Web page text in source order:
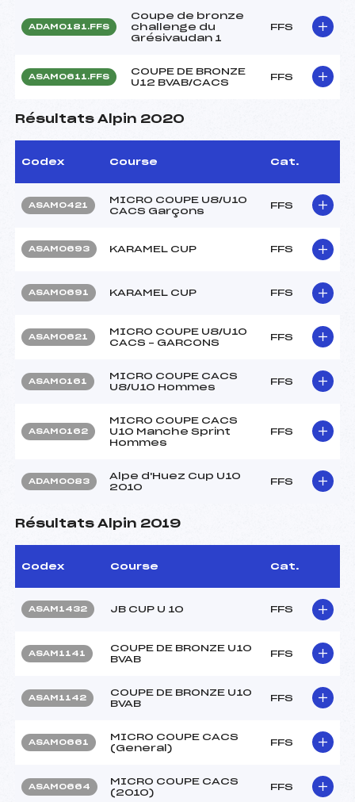
ADAM0181.FFS
Coupe de bronze
challenge du
Grésivaudan 1
FFS
ASAM0611.FFS
COUPE DE BRONZE
U12 BVAB/CACS
FFS
Résultats Alpin 2020
Codex Course Cat.
ASAM0421
MICRO COUPE U8/U10
CACS Garçons
FFS
ASAM0693 KARAMEL CUP FFS
ASAM0691 KARAMEL CUP FFS
ASAM0621
MICRO COUPE U8/U10
CACS – GARCONS
FFS
ASAM0161
MICRO COUPE CACS
U8/U10 Hommes
FFS
ASAM0162
MICRO COUPE CACS
U10 Manche Sprint
Hommes
FFS
ADAM0083
Alpe d'Huez Cup U10
2010
FFS
Résultats Alpin 2019
Codex Course Cat.
ASAM1432 JB CUP U 10 FFS
ASAM1141
COUPE DE BRONZE U10
BVAB
FFS
ASAM1142
COUPE DE BRONZE U10
BVAB
FFS
ASAM0661
MICRO COUPE CACS
(General)
FFS
ASAM0664
MICRO COUPE CACS
(2010)
FFS